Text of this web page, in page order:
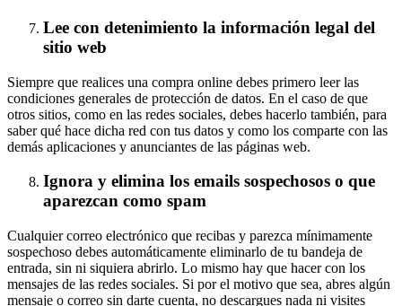
Lee con detenimiento la información legal del
sitio web
Siempre que realices una compra online debes primero leer las
condiciones generales de protección de datos. En el caso de que
otros sitios, como en las redes sociales, debes hacerlo también, para
saber qué hace dicha red con tus datos y como los comparte con las
demás aplicaciones y anunciantes de las páginas web.
Ignora y elimina los emails sospechosos o que
aparezcan como spam
Cualquier correo electrónico que recibas y parezca mínimamente
sospechoso debes automáticamente eliminarlo de tu bandeja de
entrada, sin ni siquiera abrirlo. Lo mismo hay que hacer con los
mensajes de las redes sociales. Si por el motivo que sea, abres algún
mensaje o correo sin darte cuenta, no descargues nada ni visites